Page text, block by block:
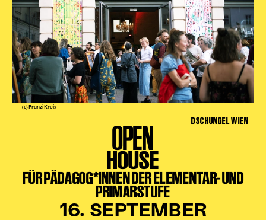
(c) Franzi Kreis
DSCHUNGEL WIEN
OPEN
HOUSE
FÜR PÄDAGOG*INNEN DER ELEMENTAR- UND
PRIMARSTUFE
16. SEPTEMBER